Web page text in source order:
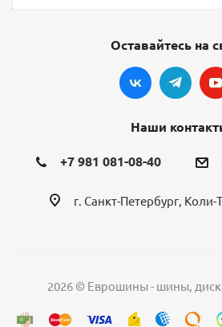
Оставайтесь на
Наши
+7 981 081-08-40
г. Санкт-Петербург, Коли-
2026 © Еврошины - шины,